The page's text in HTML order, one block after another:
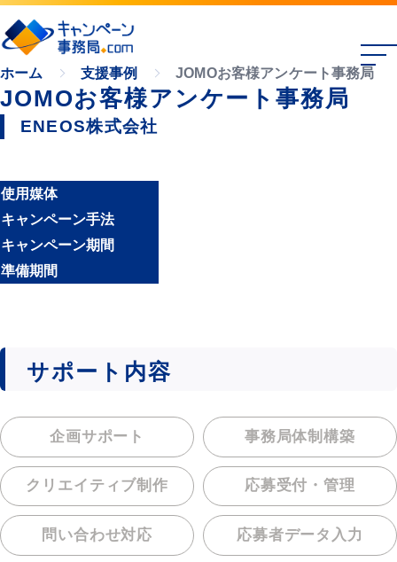
ホーム 支援事例 JOMOお客様アンケート事務局
JOMOお客様アンケート事務局
ENEOS株式会社
使用媒体
キャンペーン手法
キャンペーン期間
準備期間
サポート内容
企画サポート 事務局体制構築
クリエイティブ制作 応募受付・管理
問い合わせ対応 応募者データ入力